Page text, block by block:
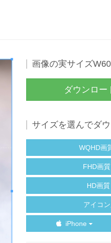
画像の実サイズ
ダウンロー
サイズを選んでダ
WQHD画
FHD画
HD画
アイコ
iPhone